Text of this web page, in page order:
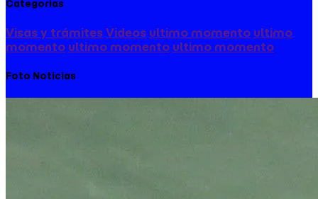
Categorias
Visas y trámites Videos ultimo momento ultimo
momento ultimo momento ultimo momento
Foto Noticias